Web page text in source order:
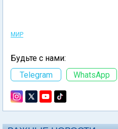
МИР
Будьте с нами:
Telegram
WhatsApp